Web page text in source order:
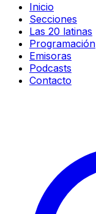
Inicio
Secciones
Las 20 latinas
Programación
Emisoras
Podcasts
Contacto